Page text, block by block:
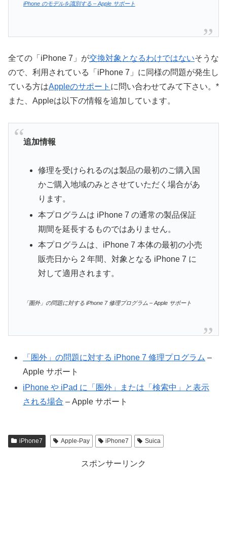
iPhone のモデルを識別する – Apple サポート
全ての「iPhone 7」が交換対象となるわけではないそうな
ので、利用されている「iPhone 7」に同様の問題が発生し
ている方はAppleのサポート に問い合わせてみて下さい。*
また、Appleは以下の情報を追加しています。
追加情報
修理を受けられるのは製品の最初のご購入国
かご購入地域のみとさせていただく場合があ
ります。
本プログラムは iPhone 7 の通常の製品保証
期間を延長するものではありません。
本プログラムは、iPhone 7 本体の最初の小売
販売日から 2 年間、対象となる iPhone 7 に
対して適用されます。
「圏外」の問題に対する iPhone 7 修理プログラム – Apple サポート
「圏外」の問題に対する iPhone 7 修理プログラム –
Apple サポート
iPhone や iPad に「圏外」または「検索中」と表示
される場合 – Apple サポート
iPhone7 Apple-Pay iPhone7 Suica
スポンサーリンク